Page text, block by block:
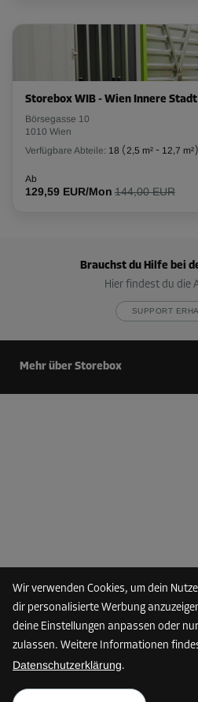
Wir verwenden Cookies, um dein
dir personalisierte Werbung
deine Einstellungen anpassen oder
zulassen. Weitere Informationen
Datenschutzerklärung.
Storebox WIB - Wien Innere Stadt
Börsegasse 10
1010 Wien
Verfügbare Abteile: 18 ( 2,5 m² - 12,7 m²)
Ab
129,59 EUR/Mon 144,00 EUR
Brauchst du Hilfe bei
Hier findest du die
SUPPORT
Mehr über Storebox